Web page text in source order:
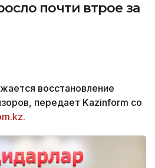
почти втрое за
восстановление
передает Kazinform со